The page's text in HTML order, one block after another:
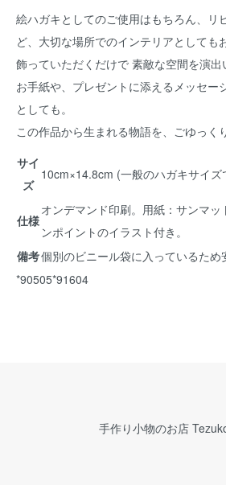
絵ハガキとしてのご使用はもちろん、リ
ど、大切な場所でのインテリアとしても
飾っていただくだけで 素敵な空間を演出
お手紙や、プレゼントに添えるメッセー
としても。
この作品から生まれる物語を、ごゆっく
サイ
ズ
10cm×14.8cm (一般のハガキサイズ
仕様
オンデマンド印刷。用紙：サンマ
ンポイントのイラスト付き。
備考個別のビニール袋に入っているため
*90505*91604
手作り小物のお店